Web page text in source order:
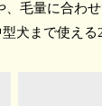
、毛量に合わせ
犬まで使える